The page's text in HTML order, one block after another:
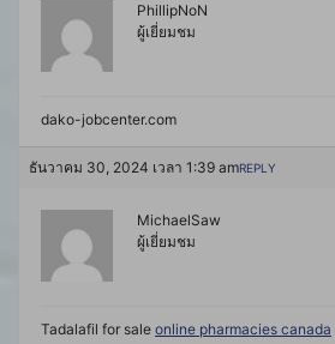
PhillipNoN
ผู้เยี่ยมชม
dako-jobcenter.com
ธันวาคม 30, 2024 เวลา 1:39 amREPLY
MichaelSaw
ผู้เยี่ยมชม
Tadalafil for sale online pharmacies canada